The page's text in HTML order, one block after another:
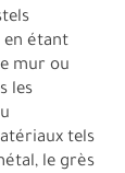
en étant
mur ou
les
tels
le grès